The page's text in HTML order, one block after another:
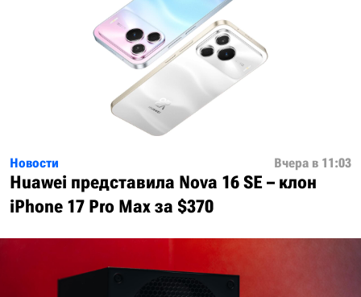
Новости Вчера в 11:03
Huawei представила Nova 16 SE – клон
iPhone 17 Pro Max за $370